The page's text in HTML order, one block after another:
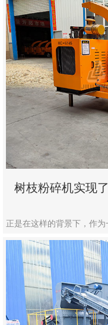
树枝粉碎机实现
正是在这样的背景下，作